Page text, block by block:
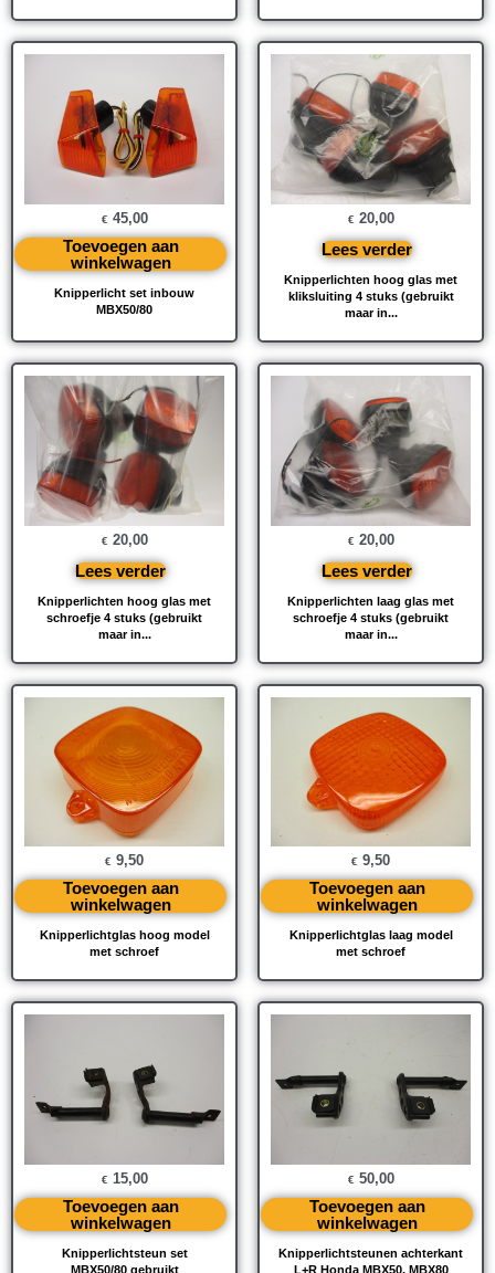
Knipperlicht set inbouw
MBX50/80
€ 45,00
Toevoegen aan
winkelwagen
Knipperlichten hoog glas met
kliksluiting 4 stuks (gebruikt
maar in...
€ 20,00
Lees verder
Knipperlichten hoog glas met
schroefje 4 stuks (gebruikt
maar in...
€ 20,00
Lees verder
Knipperlichten laag glas met
schroefje 4 stuks (gebruikt
maar in...
€ 20,00
Lees verder
Knipperlichtglas hoog model
met schroef
€ 9,50
Toevoegen aan
winkelwagen
Knipperlichtglas laag model
met schroef
€ 9,50
Toevoegen aan
winkelwagen
Knipperlichtsteun set
MBX50/80 gebruikt
€ 15,00
Toevoegen aan
winkelwagen
Knipperlichtsteunen achterkant
L+R Honda MBX50, MBX80
€ 50,00
Toevoegen aan
winkelwagen